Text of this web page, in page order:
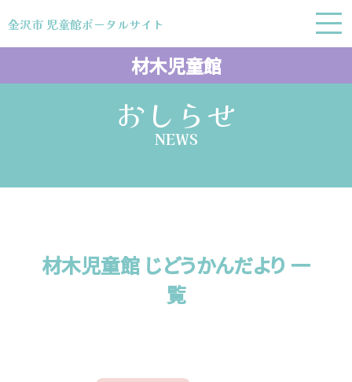
金沢市 児童館ポータルサイト
金沢市 児童館ポータルサイト
おしらせ
NEWS
材木児童館 じどうかんだより 一
覧
材木児童館